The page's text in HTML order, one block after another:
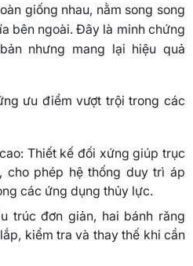
giống nhau, nằm song song
bên ngoài. Đây là minh chứng
nhưng mang lại hiệu quả
ưu điểm vượt trội trong các
Thiết kế đối xứng giúp trục
cho phép hệ thống duy trì áp
các ứng dụng thủy lực.
trúc đơn giản, hai bánh răng
kiểm tra và thay thế khi cần